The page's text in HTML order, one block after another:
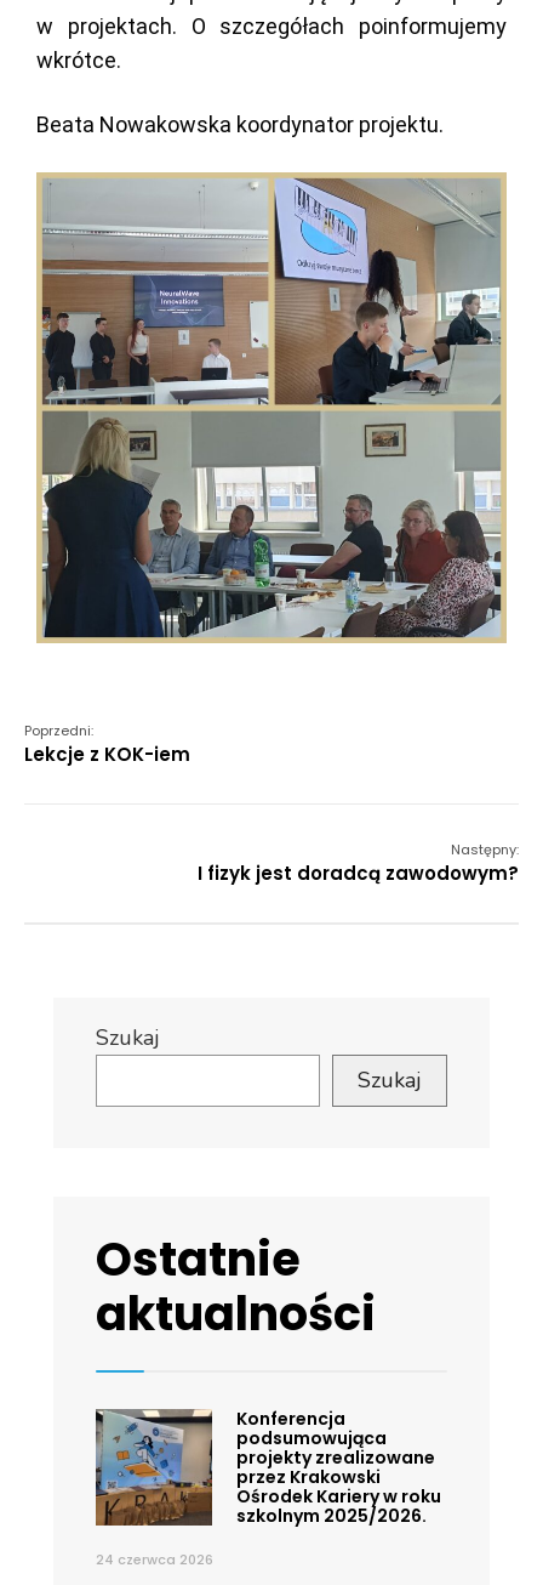
w projektach. O szczegółach poinformujemy
wkrótce.
Beata Nowakowska koordynator projektu.
Poprzedni:
Lekcje z KOK-iem
Następny:
I fizyk jest doradcą zawodowym?
Szukaj
Szukaj
Ostatnie
aktualności
Konferencja
podsumowująca
projekty zrealizowane
przez Krakowski
Ośrodek Kariery w roku
szkolnym 2025/2026.
24 czerwca 2026